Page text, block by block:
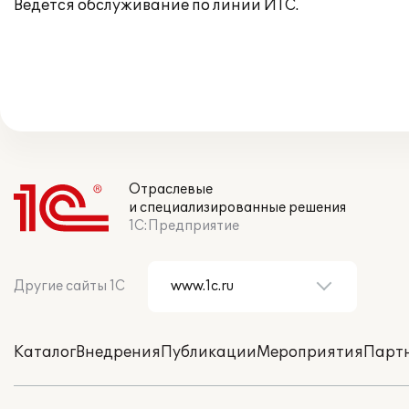
Ведется обслуживание по линии ИТС.
Отраслевые
и специализированные решения
1С:Предприятие
Другие сайты 1С
КаталогВнедренияПубликацииМероприятия